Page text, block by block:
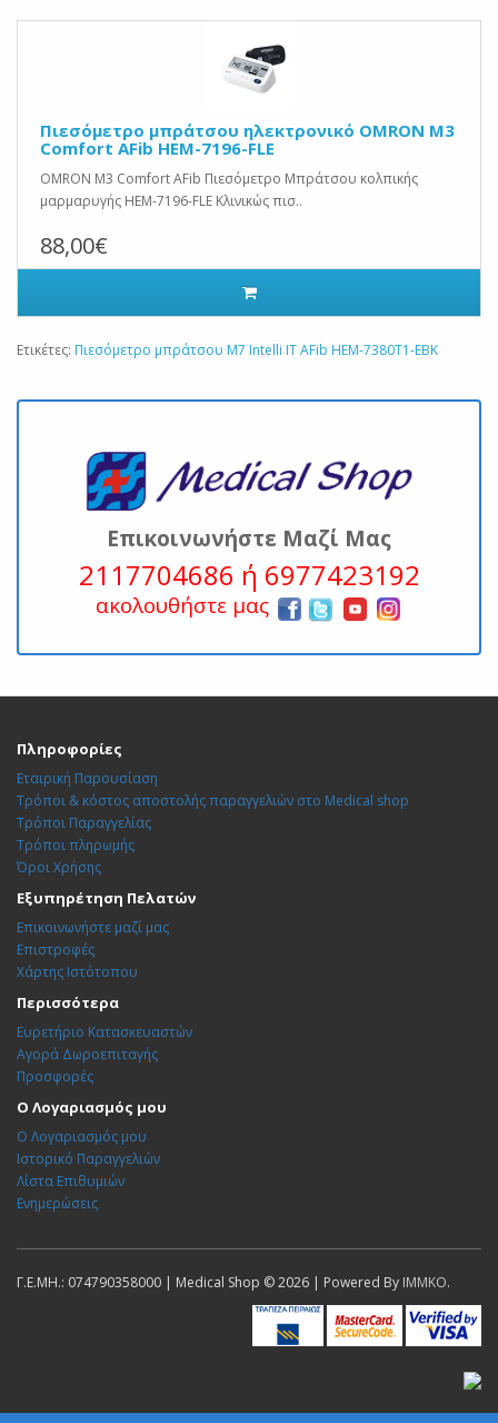
Πιεσόμετρο μπράτσου ηλεκτρονικό OMRON M3
Comfort AFib HEM-7196-FLE
OMRON M3 Comfort AFib Πιεσόμετρο Μπράτσου κολπικής
μαρμαρυγής HEM-7196-FLE Κλινικώς πισ..
88,00€
Ετικέτες: Πιεσόμετρο μπράτσου M7 Intelli IT AFib HEM-7380T1-EBK
Επικοινωνήστε Μαζί Μας
2117704686 ή 6977423192
ακολουθήστε μας
Πληροφορίες
Εταιρική Παρουσίαση
Τρόποι & κόστος αποστολής παραγγελιών στο Medical shop
Τρόποι Παραγγελίας
Τρόποι πληρωμής
Όροι Χρήσης
Εξυπηρέτηση Πελατών
Επικοινωνήστε μαζί μας
Επιστροφές
Χάρτης Ιστότοπου
Περισσότερα
Ευρετήριο Κατασκευαστών
Αγορά Δωροεπιταγής
Προσφορές
Ο Λογαριασμός μου
Ο Λογαριασμός μου
Ιστορικό Παραγγελιών
Λίστα Επιθυμιών
Ενημερώσεις
Γ.Ε.ΜΗ.: 074790358000 | Medical Shop © 2026 | Powered By IMMKO.